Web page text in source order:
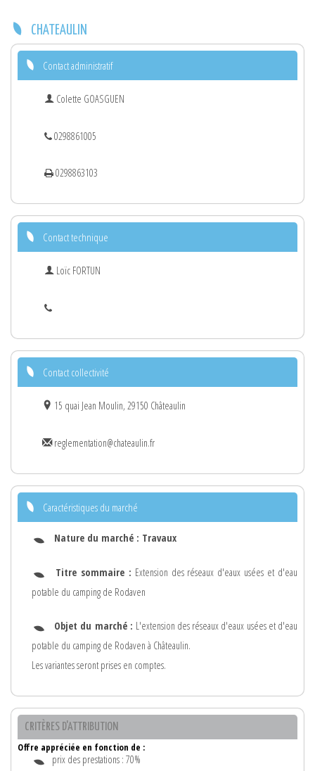
CHATEAULIN
Contact administratif
Colette GOASGUEN
0298861005
0298863103
Contact technique
Loïc FORTUN
Contact collectivité
15 quai Jean Moulin, 29150 Châteaulin
reglementation@chateaulin.fr
Caractéristiques du marché
Nature du marché : Travaux
Titre sommaire : Extension des réseaux d'eaux usées et d'eau
potable du camping de Rodaven
Objet du marché : L'extension des réseaux d'eaux usées et d'eau
potable du camping de Rodaven à Châteaulin.
Les variantes seront prises en comptes.
CRITÈRES D'ATTRIBUTION
Offre appréciée en fonction de :
prix des prestations : 70%